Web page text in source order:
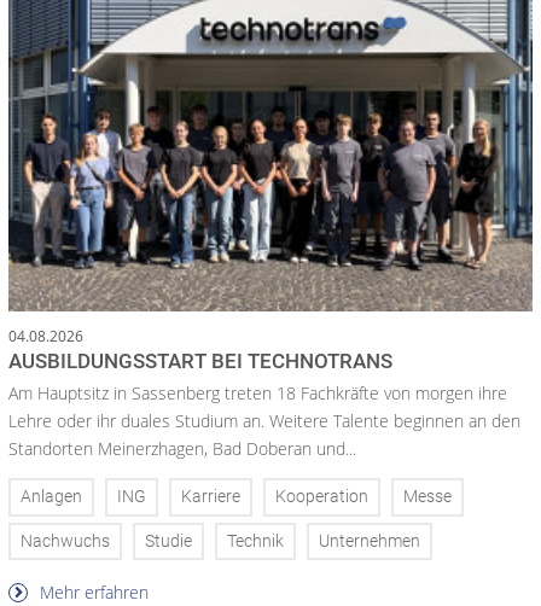
04.08.2026
AUSBILDUNGSSTART BEI TECHNOTRANS
Am Hauptsitz in Sassenberg treten 18 Fachkräfte von morgen ihre
Lehre oder ihr duales Studium an. Weitere Talente beginnen an den
Standorten Meinerzhagen, Bad Doberan und...
Anlagen ING Karriere Kooperation Messe
Nachwuchs Studie Technik Unternehmen
Mehr erfahren